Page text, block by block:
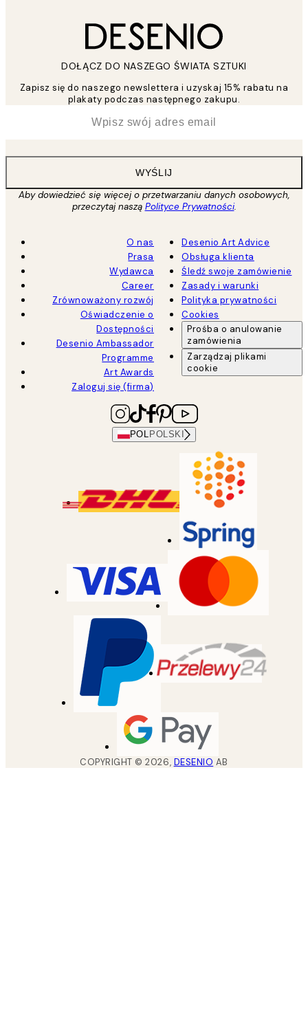
DOŁĄCZ DO NASZEGO ŚWIATA SZTUKI
Zapisz się do naszego newslettera i uzyskaj 15% rabatu na
plakaty podczas następnego zakupu.
WYŚLIJ
Aby dowiedzieć się więcej o przetwarzaniu danych osobowych,
przeczytaj naszą Polityce Prywatności.
O nas
Prasa
Wydawca
Career
Zrównoważony rozwój
Oświadczenie o
Dostępności
Desenio Ambassador
Programme
Art Awards
Zaloguj się (firma)
Desenio Art Advice
Obsługa klienta
Śledź swoje zamówienie
Zasady i warunki
Polityka prywatności
Cookies
Prośba o anulowanie
zamówienia
Zarządzaj plikami
cookie
POL POLSKI
COPYRIGHT ©2026, DESENIO AB